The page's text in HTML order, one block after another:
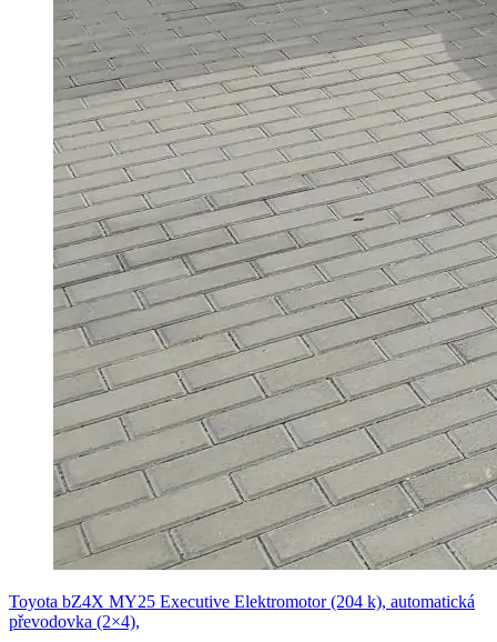
Toyota bZ4X MY25 Executive Elektromotor (204 k), automatická
převodovka (2×4),